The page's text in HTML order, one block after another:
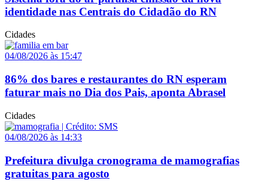
identidade nas Centrais do Cidadão do RN
Cidades
04/08/2026 às 15:47
86% dos bares e restaurantes do RN esperam
faturar mais no Dia dos Pais, aponta Abrasel
Cidades
04/08/2026 às 14:33
Prefeitura divulga cronograma de mamografias
gratuitas para agosto